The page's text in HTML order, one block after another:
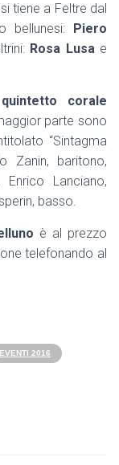
tiene a Feltre dal
bellunesi: Piero
Rosa Lusae
quintetto corale
parte sono
“Sintagma
Zanin, baritono,
Lanciano,
basso.
è al prezzo
telefonando al
EVENTI 2016